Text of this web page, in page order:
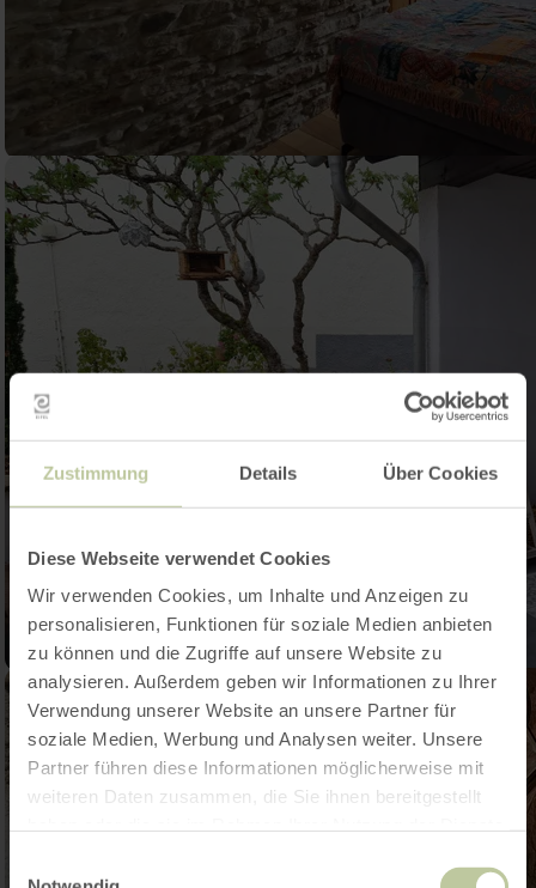
Zustimmung Details Über Cookies
Diese Webseite verwendet Cookies
Wir verwenden Cookies, um Inhalte und Anzeigen zu
personalisieren, Funktionen für soziale Medien anbieten
zu können und die Zugriffe auf unsere Website zu
analysieren. Außerdem geben wir Informationen zu Ihrer
Verwendung unserer Website an unsere Partner für
soziale Medien, Werbung und Analysen weiter. Unsere
Partner führen diese Informationen möglicherweise mit
weiteren Daten zusammen, die Sie ihnen bereitgestellt